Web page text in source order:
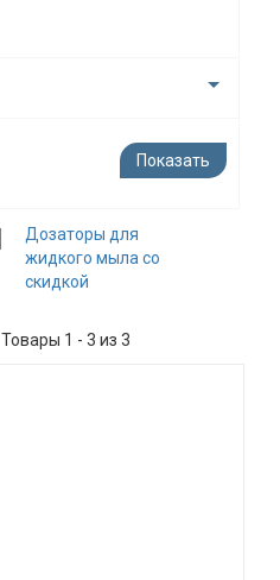
Дозаторы для
жидкого мыла со
скидкой
Товары 1 - 3 из 3